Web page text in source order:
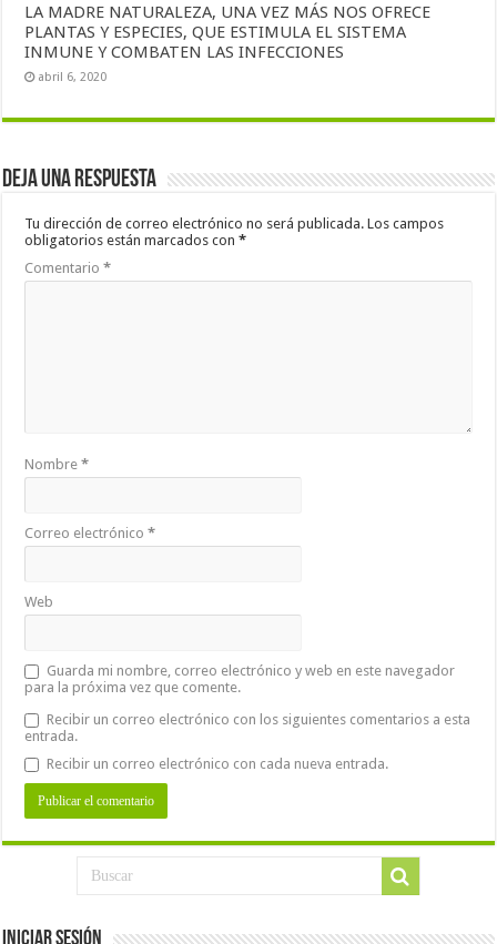
LA MADRE NATURALEZA, UNA VEZ MÁS NOS OFRECE
PLANTAS Y ESPECIES, QUE ESTIMULA EL SISTEMA
INMUNE Y COMBATEN LAS INFECCIONES
abril 6, 2020
Deja una respuesta
Tu dirección de correo electrónico no será publicada. Los campos
obligatorios están marcados con*
Comentario*
Nombre*
Correo electrónico*
Web
Guarda mi nombre, correo electrónico y web en este navegador
para la próxima vez que comente.
Recibir un correo electrónico con los siguientes comentarios a esta
entrada.
Recibir un correo electrónico con cada nueva entrada.
Iniciar Sesión